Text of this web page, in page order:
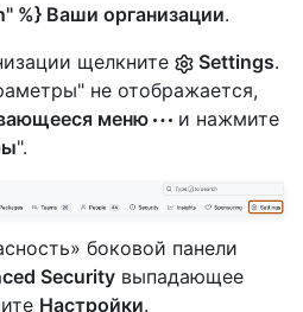
%} Ваши организации.
щелкните
Settings.
не отображается,
меню
и нажмите
".
боковой панели
Security выпадающее
Настройки.